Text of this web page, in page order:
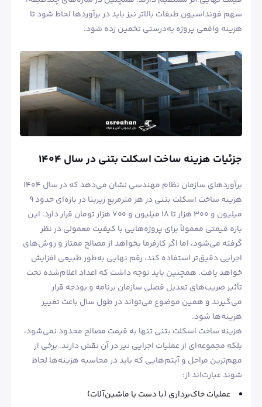
سهم فونداسیون طبقات بالاتر نیز باید در برآوردها لحاظ شود تا
هزینه واقعی پروژه به‌درستی تخمین زده شود.
جزئیات هزینه ساخت اسکلت بتنی در سال ۱۴۰۴
برآوردهای سازمان نظام مهندسی نشان می‌دهد که در سال ۱۴۰۴
هزینه ساخت اسکلت بتنی در هر مترمربع زیربنا در بازه‌ای حدود ۹
میلیون و ۳۰۰ هزار تا ۱۸ میلیون و ۷۰۰ هزار تومان قرار دارد. این
بازه قیمتی معمولاً برای پروژه‌هایی با کیفیت معمولی در نظر
گرفته می‌شود، اما اگر کارفرما بخواهد از مصالح ممتاز و روش‌های
اجرایی دقیق‌تر استفاده کند، رقم نهایی به‌طور طبیعی افزایش
خواهد یافت. همچنین باید توجه داشت که اعداد اعلام‌شده تحت
تأثیر ضریب‌های تعدیل فصلی سازمان برنامه و بودجه قرار
می‌گیرند و همین موضوع می‌تواند در طول سال باعث تغییر
هزینه‌ها شود.
هزینه ساخت اسکلت بتنی تنها به قیمت مصالح محدود نمی‌شود،
بلکه مجموعه‌ای از عملیات اجرایی نیز در آن نقش دارند. برخی از
مهم‌ترین مراحل و آیتم‌هایی که باید در محاسبه هزینه‌ها لحاظ
شوند عبارت‌اند از:
عملیات خاک‌برداری (با دست یا ماشین‌آلات)